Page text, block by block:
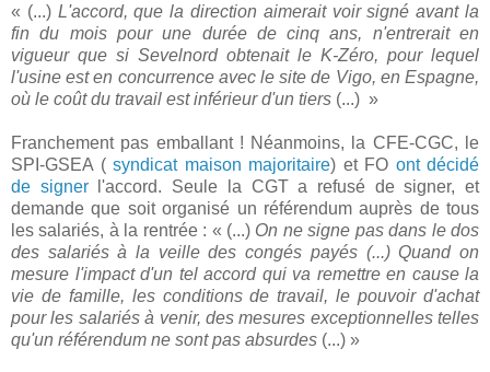
« (...) L'accord, que la direction aimerait voir signé avant la
fin du mois pour une durée de cinq ans, n'entrerait en
vigueur que si Sevelnord obtenait le K-Zéro, pour lequel
l'usine est en concurrence avec le site de Vigo, en Espagne,
où le coût du travail est inférieur d'un tiers (...) »
Franchement pas emballant ! Néanmoins, la CFE-CGC, le
SPI-GSEA ( syndicat maison majoritaire) et FO ont décidé
de signerl'accord. Seule la CGT a refusé de signer, et
demande que soit organisé un référendum auprès de tous
les salariés, à la rentrée : « (...) On ne signe pas dans le dos
des salariés à la veille des congés payés (...) Quand on
mesure l'impact d'un tel accord qui va remettre en cause la
vie de famille, les conditions de travail, le pouvoir d'achat
pour les salariés à venir, des mesures exceptionnelles telles
qu'un référendum ne sont pas absurdes (...) »